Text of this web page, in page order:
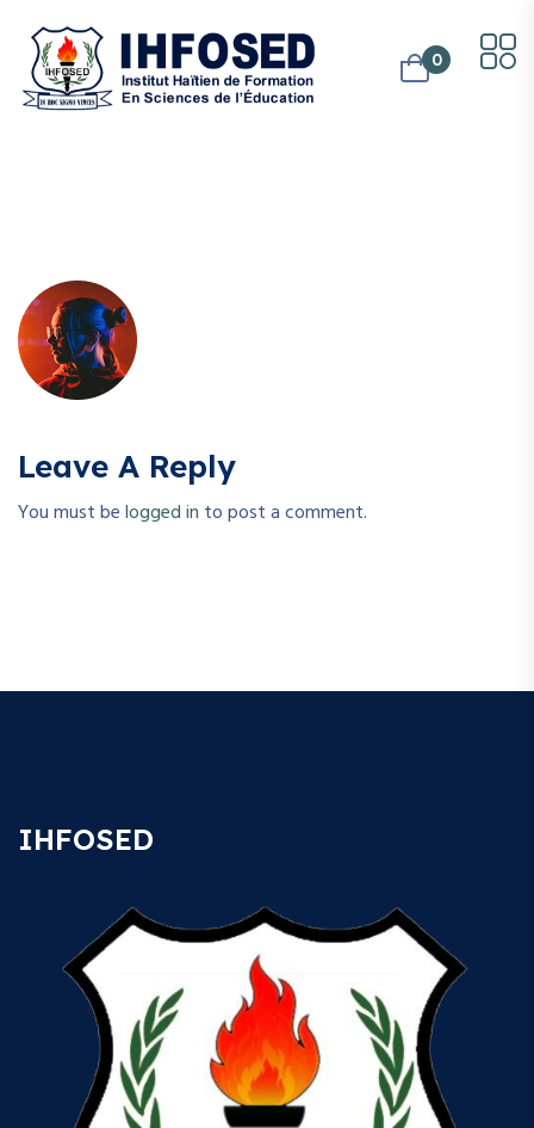
0
Leave A Reply
You must belogged in to post a comment.
IHFOSED